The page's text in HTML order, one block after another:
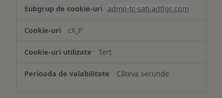
și/sau
informațiilor
pe
dispozitiv
admp-tc-sati.adtlgc.com
cX_P
Terț
Câteva secunde